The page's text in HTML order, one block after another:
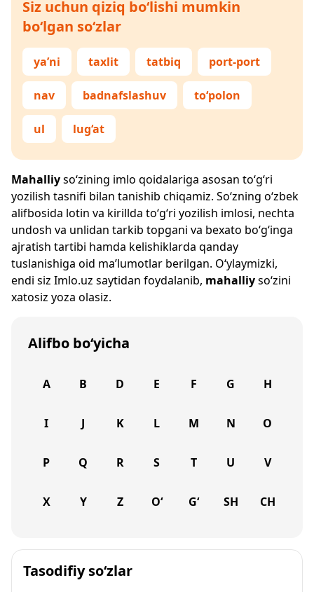
Siz uchun qiziq bo‘lishi mumkin
bo‘lgan so‘zlar
ya’ni taxlit tatbiq port-port
nav badnafslashuv to‘polon
ul lug‘at
Mahalliyso‘zining imlo qoidalariga asosan to‘g‘ri
yozilish tasnifi bilan tanishib chiqamiz. So‘zning o‘zbek
alifbosida lotin va kirillda to‘g‘ri yozilish imlosi, nechta
undosh va unlidan tarkib topgani va bexato bo‘g‘inga
ajratish tartibi hamda kelishiklarda qanday
tuslanishiga oid ma’lumotlar berilgan. O‘ylaymizki,
endi siz Imlo.uz saytidan foydalanib, mahalliyso‘zini
xatosiz yoza olasiz.
Alifbo bo‘yicha
A B D E F G H
I J K L M N O
P Q R S T U V
X Y Z O‘ G‘ SH CH
Tasodifiy so‘zlar